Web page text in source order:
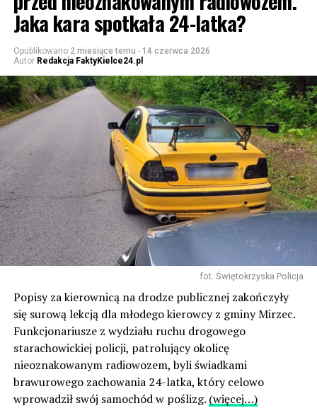
Jaka kara spotkała 24-latka?
Opublikowano 2 miesiące temu - 14 czerwca 2026
Autor Redakcja FaktyKielce24.pl
fot. Świętokrzyska Policja
Popisy za kierownicą na drodze publicznej zakończyły
się surową lekcją dla młodego kierowcy z gminy Mirzec.
Funkcjonariusze z wydziału ruchu drogowego
starachowickiej policji, patrolujący okolicę
nieoznakowanym radiowozem, byli świadkami
brawurowego zachowania 24-latka, który celowo
wprowadził swój samochód w poślizg. (więcej…)